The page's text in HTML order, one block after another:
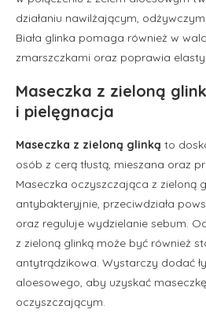
działaniu nawilżającym,
Biała glinka pomaga również w
zmarszczkami oraz poprawia
Maseczka z zieloną
i pielęgnacja
Maseczka z zieloną glinką to
osób z cerą tłustą, mieszana oraz
Maseczka oczyszczająca z zieloną
antybakteryjnie, przeciwdziała
oraz reguluje wydzielanie sebum.
z zieloną glinką może być również
antytrądzikowa. Wystarczy dodać
aloesowego, aby uzyskać
oczyszczającym.